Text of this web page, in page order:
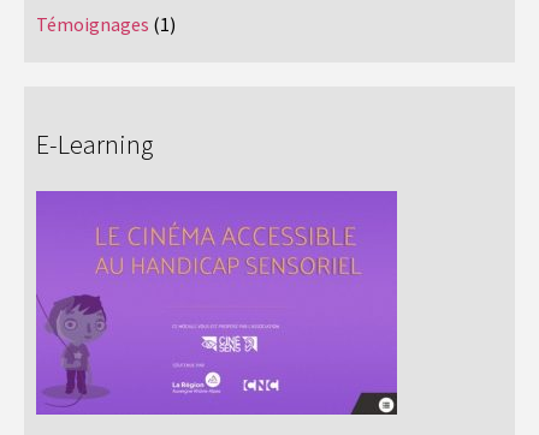
Témoignages (1)
E-Learning